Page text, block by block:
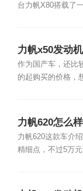
台力帆X80搭载了一
力帆x50发动
作为国产车，还比
的起购买的价格，
力帆620怎么
力帆620这款车介
精细点，不过5万